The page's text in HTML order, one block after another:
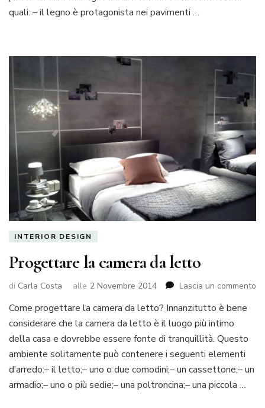
quali: – il legno è protagonista nei pavimenti …
INTERIOR DESIGN
Progettare la camera da letto
di Carla Costa alle 2 Novembre 2014 Lascia un commento
Come progettare la camera da letto? Innanzitutto è bene
considerare che la camera da letto è il luogo più intimo
della casa e dovrebbe essere fonte di tranquillità. Questo
ambiente solitamente può contenere i seguenti elementi
d’arredo:– il letto;– uno o due comodini;– un cassettone;– un
armadio;– uno o più sedie;– una poltroncina;– una piccola …